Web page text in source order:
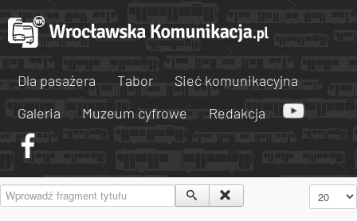
Dla pasażera Tabor
Sieć komunikacyjna
Galeria
Muzeum cyfrowe Redakcja
Wprowadź fragment tytułu Pokaż #